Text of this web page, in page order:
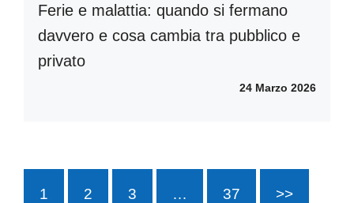
Ferie e malattia: quando si fermano
davvero e cosa cambia tra pubblico e
privato
24 Marzo 2026
1 2 3 … 37 >>